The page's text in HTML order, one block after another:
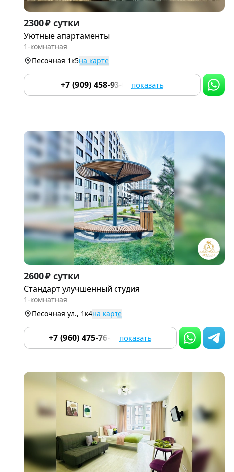
Item
1
of
2300 ₽ сутки
Уютные апартаменты
1-комнатная
Песочная 1к5на карте
+7 (909) 458-93-04 показать
Item
1
of
2600 ₽ сутки
Стандарт улучшенный студия
1-комнатная
Песочная ул., 1к4на карте
+7 (960) 475-76-55 показать